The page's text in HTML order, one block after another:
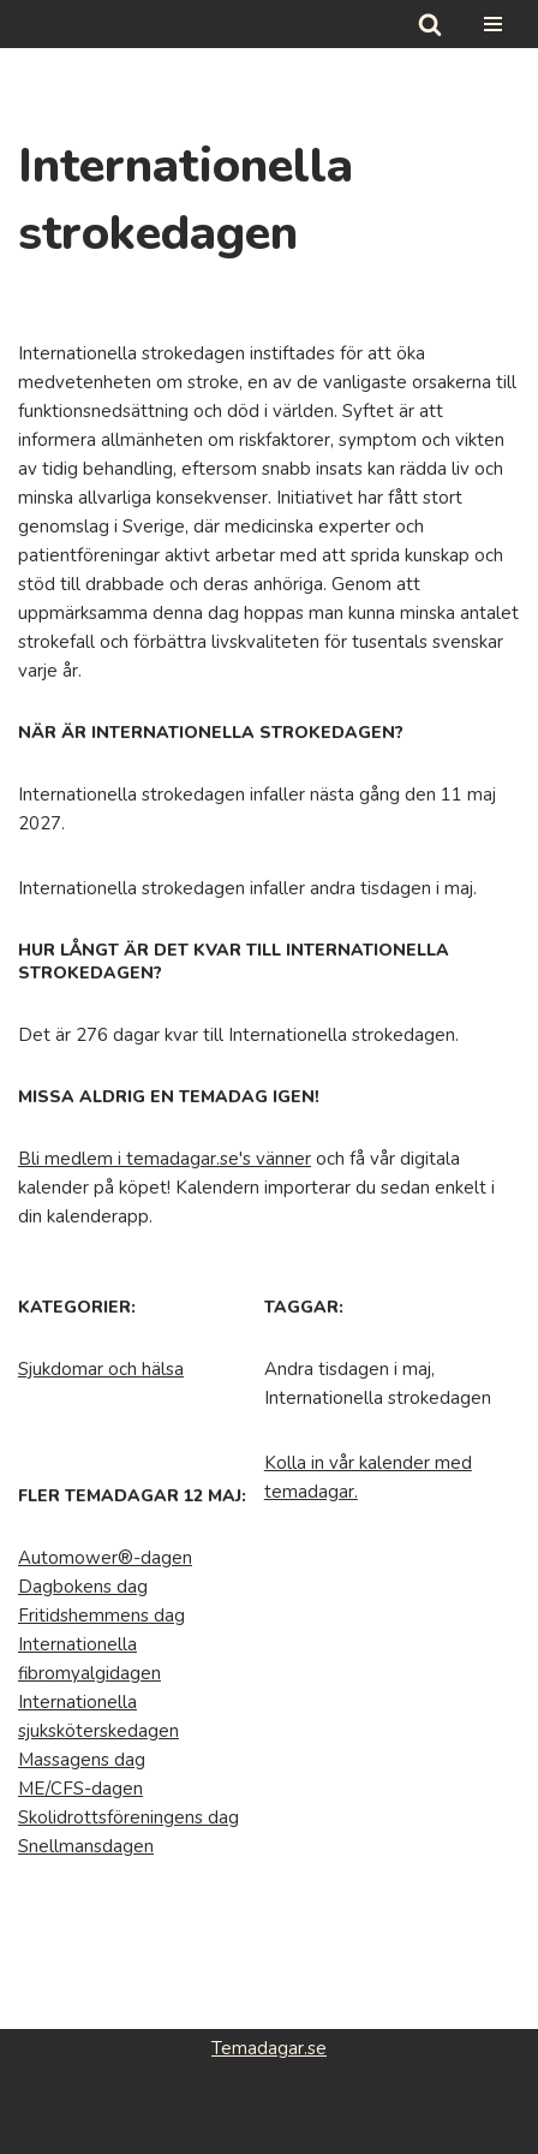
Internationella
strokedagen
Internationella strokedagen instiftades för att öka
medvetenheten om stroke, en av de vanligaste orsakerna till
funktionsnedsättning och död i världen. Syftet är att
informera allmänheten om riskfaktorer, symptom och vikten
av tidig behandling, eftersom snabb insats kan rädda liv och
minska allvarliga konsekvenser. Initiativet har fått stort
genomslag i Sverige, där medicinska experter och
patientföreningar aktivt arbetar med att sprida kunskap och
stöd till drabbade och deras anhöriga. Genom att
uppmärksamma denna dag hoppas man kunna minska antalet
strokefall och förbättra livskvaliteten för tusentals svenskar
varje år.
NÄR ÄR INTERNATIONELLA STROKEDAGEN?
Internationella strokedagen infaller nästa gång den 11 maj
2027.
Internationella strokedagen infaller andra tisdagen i maj.
HUR LÅNGT ÄR DET KVAR TILL INTERNATIONELLA
STROKEDAGEN?
Det är 276 dagar kvar till Internationella strokedagen.
MISSA ALDRIG EN TEMADAG IGEN!
Bli medlem i temadagar.se's vänner och få vår digitala
kalender på köpet! Kalendern importerar du sedan enkelt i
din kalenderapp.
KATEGORIER:
Sjukdomar och hälsa
TAGGAR:
Andra tisdagen i maj,
Internationella strokedagen
FLER TEMADAGAR 12 MAJ:
Automower®-dagen
Dagbokens dag
Fritidshemmens dag
Internationella
fibromyalgidagen
Internationella
sjuksköterskedagen
Massagens dag
ME/CFS-dagen
Skolidrottsföreningens dag
Snellmansdagen
Kolla in vår kalender med
temadagar.
Temadagar.se